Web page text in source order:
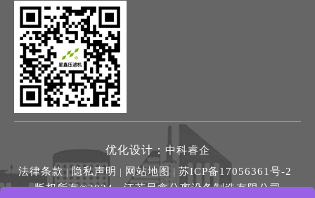
优化设计： 中科睿企
法律条款|隐私声明 | 网站地图| 苏ICP备17056361号-2
版权所有©2024 江苏星鑫分离设备制造有限公司